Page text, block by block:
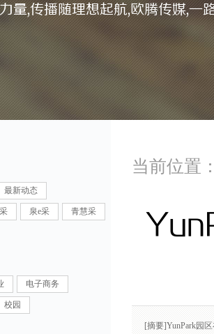
量,传播随理想起航,欧腾传媒,一
最新动态
泉e采 青慧采
电子商务
校园
[摘要]YunPark园